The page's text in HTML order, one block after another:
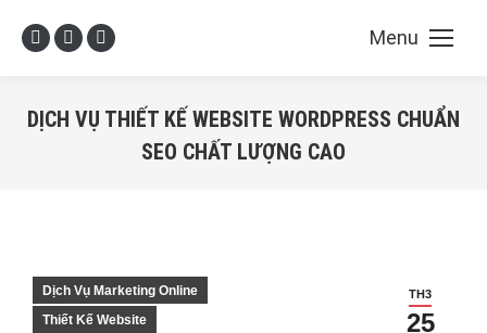
Menu
Facebook
opens
in
X
opens
YouTube
opens
DỊCH VỤ THIẾT KẾ WEBSITE WORDPRESS CHUẨN
SEO CHẤT LƯỢNG CAO
TH3
25
Dịch Vụ Marketing Online
Thiết Kế Website